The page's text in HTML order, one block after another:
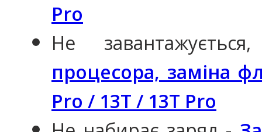
Pro
Не
процесора, заміна
Pro / 13T / 13T Pro